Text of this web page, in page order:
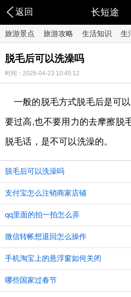
返回 长短途
旅游景点 旅游攻略 生活知识 生
脱毛后可以洗澡吗
时间：2026-04-23 10:45:12
一般的脱毛方式脱毛后是可
要过高,也不要用力的去摩擦脱
脱毛话，是不可以洗澡的。
脱毛后可以洗澡吗
支付宝怎么注销商家店铺
qq里面的拍一拍怎么弄
微信转帐想退回怎么操作
手机淘宝上的悬浮窗如何关闭
哪些国家过春节